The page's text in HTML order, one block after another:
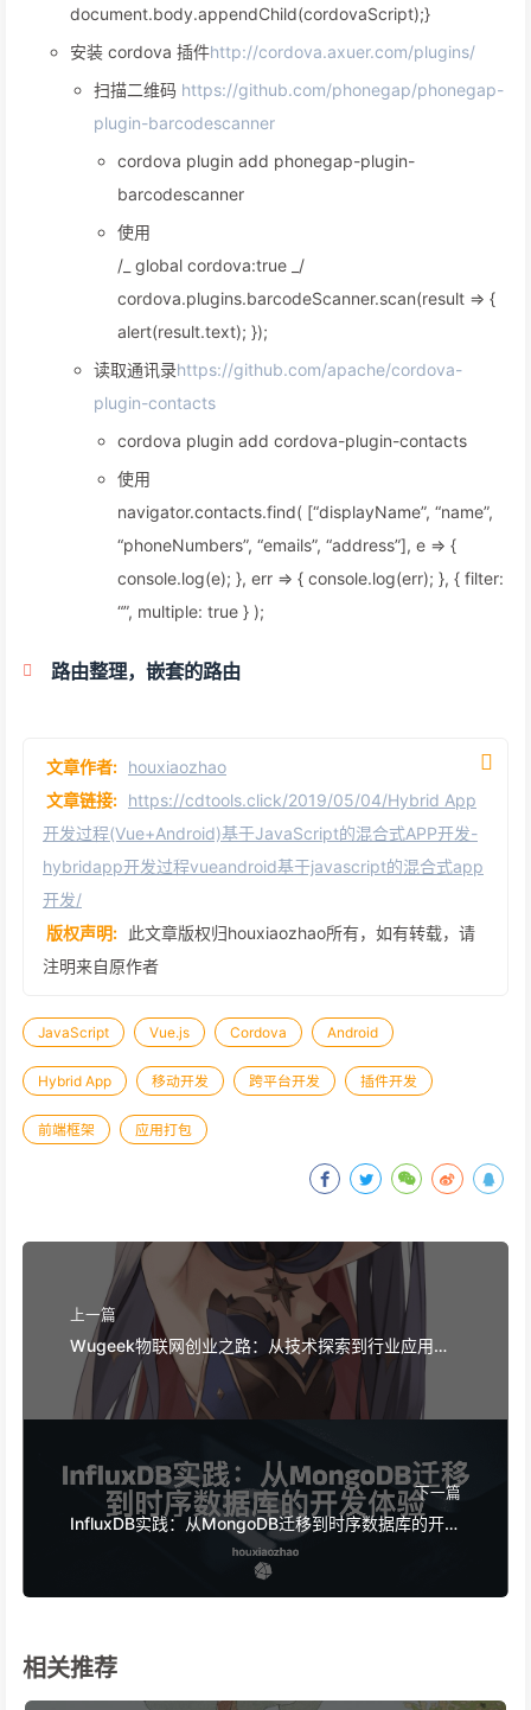
document.body.appendChild(cordovaScript);}
安装 cordova 插件http://cordova.axuer.com/plugins/
扫描二维码 https://github.com/phonegap/phonegap-
plugin-barcodescanner
cordova plugin add phonegap-plugin-
barcodescanner
使用
/_ global cordova:true _/
cordova.plugins.barcodeScanner.scan(result => {
alert(result.text); });
读取通讯录https://github.com/apache/cordova-
plugin-contacts
cordova plugin add cordova-plugin-contacts
使用
navigator.contacts.find( [“displayName”, “name”,
“phoneNumbers”, “emails”, “address”], e => {
console.log(e); }, err => { console.log(err); }, { filter:
“”, multiple: true } );
路由整理，嵌套的路由
文章作者: houxiaozhao
文章链接: https://cdtools.click/2019/05/04/Hybrid App
开发过程(Vue+Android)基于JavaScript的混合式APP开发-
hybridapp开发过程vueandroid基于javascript的混合式app
开发/
版权声明: 此文章版权归houxiaozhao所有，如有转载，请
注明来自原作者
JavaScript Vue.js Cordova Android
Hybrid App 移动开发 跨平台开发 插件开发
前端框架 应用打包
上一篇
Wugeek物联网创业之路：从技术探索到行业应用的
发展历程
下一篇
InfluxDB实践：从MongoDB迁移到时序数据库的开发
相关推荐